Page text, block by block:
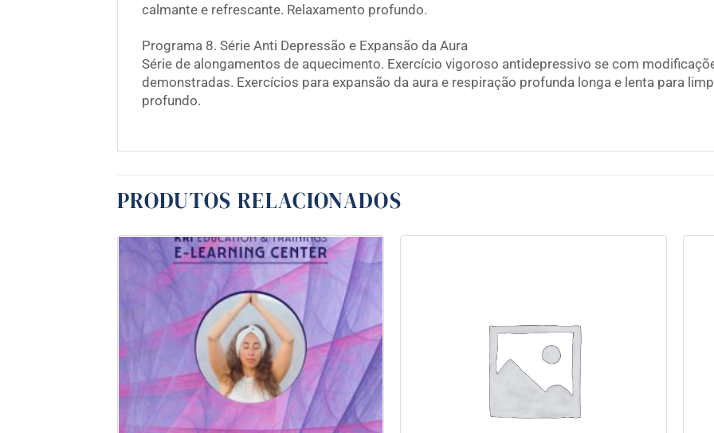
calmante e refrescante. Relaxamento profundo.
Programa 8. Série Anti Depressão e Expansão da Aura
Série de alongamentos de aquecimento. Exercício vigoroso antidepressivo se com
demonstradas. Exercícios para expansão da aura e respiração profunda longa e lenta para
profundo.
PRODUTOS RELACIONADOS